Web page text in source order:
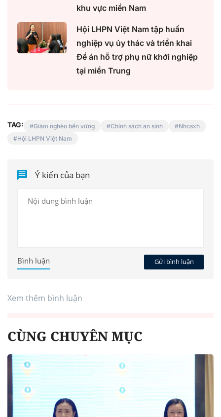
khu vực miền Nam
Hội LHPN Việt Nam tập huấn
nghiệp vụ ủy thác và triển khai
Đề án hỗ trợ phụ nữ khởi nghiệp
tại miền Trung
TAG: Giảm nghèo bền vững Chính sách an sinh
Nhcsxh
Hội LHPN Việt Nam
Ý kiến của bạn
Gửi bình luận
Bình luận
Xem thêm bình luận
CÙNG CHUYÊN MỤC